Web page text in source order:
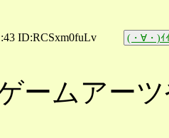
ID:RCSxm0fuLv (・∀・)ｲ
ームアー